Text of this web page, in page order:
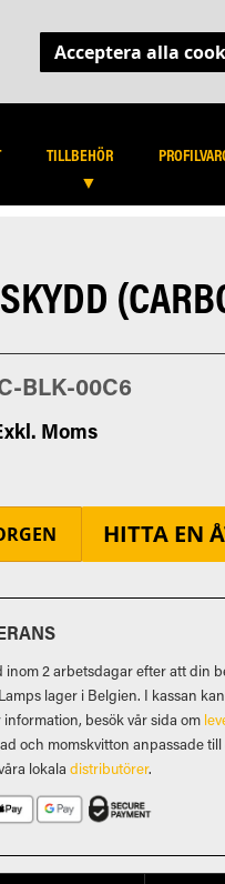
MIN
TILLBEHÖR
BLK-00C6
HITTA EN
inom 2 arbetsdagar efter att din
lager i Belgien. I kassan
besök vår sida om
och momskvitton anpassade
lokaladistributörer.
Acceptera alla